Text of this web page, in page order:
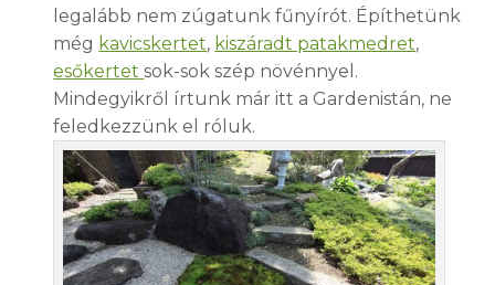
legalább nem zúgatunk fűnyírót. Építhetünk
még kavicskertet, kiszáradt patakmedret,
esőkertetsok-sok szép növénnyel.
Mindegyikről írtunk már itt a Gardenistán, ne
feledkezzünk el róluk.